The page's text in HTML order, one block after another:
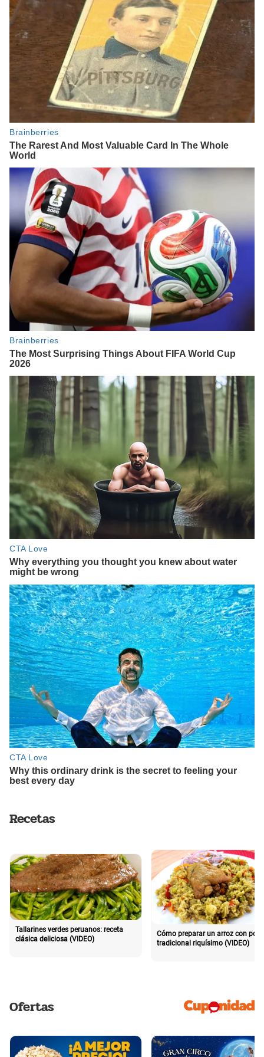
Recetas
Tallarines verdes peruanos: receta
clásica deliciosa (VIDEO)
Cómo preparar un arroz con pollo
tradicional riquísimo (VIDEO)
Ofertas